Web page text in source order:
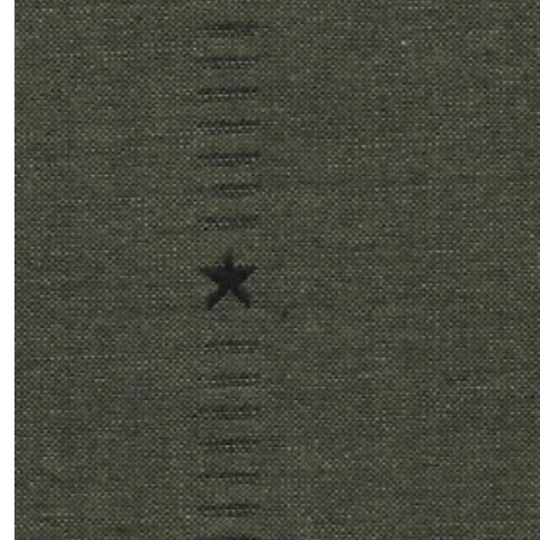
-
Americana
(3)
1.3.03
-
-
-
Kent
Chambray
(1)
1.3.05
-
-
-
Picket
Fence
(1)
1.3.06